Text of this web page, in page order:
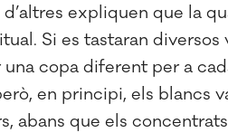
expliquen que la
Si es tastaran
copa diferent per a
en principi, els blancs
abans que els